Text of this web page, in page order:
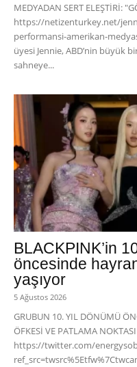
MEDYADAN SERT ELEŞTİRİ:
https://netizenturkey.net/
performansi-amerikan-
üyesi Jennie, ABD’nin büyük
sahneye...
BLACKPINK’in
öncesinde
yaşıyor
5 Ağustos 2026
GRUBUN 10. YIL DÖNÜMÜ
ÖFKESİ VE PATLAMA NOKTASI
https://twitter.com/